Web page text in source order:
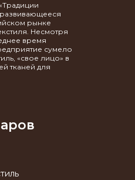
развивающееся
рынке
Несмотря
время
сумело
«свое лицо» в
тканей для